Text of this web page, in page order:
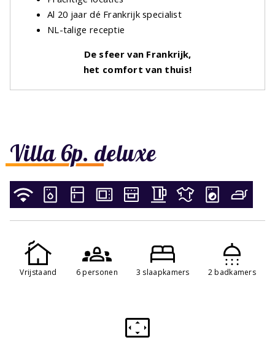
Villa 6p. deluxe
Vrijstaand 6 personen 3 slaapkamers 2 badkamers
Al 20 jaar dé Frankrijk specialist
NL-talige receptie
De sfeer van Frankrijk,
het comfort van thuis!